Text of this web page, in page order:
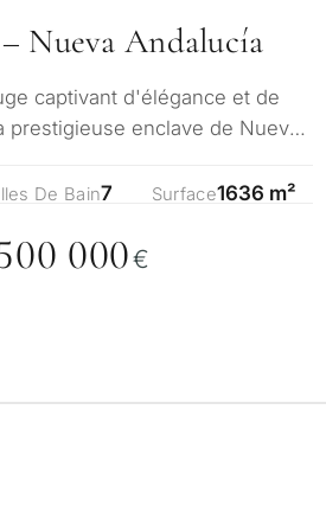
Nueva Andalucía
captivant d'élégance et de
prestigieuse enclave de Nueva
De Bain7 Surface1636 m²
00 000€